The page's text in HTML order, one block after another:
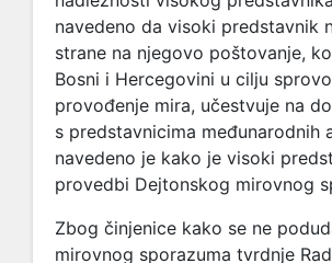
navedeno da visoki predstavnik
strane na njegovo poštovanje,
Bosni i Hercegovini u cilju
provođenje mira, učestvuje na
s predstavnicima međunarodnih
navedeno je kako je visoki
provedbi Dejtonskog mirovnog
Zbog činjenice kako se ne
mirovnog sporazuma tvrdnje